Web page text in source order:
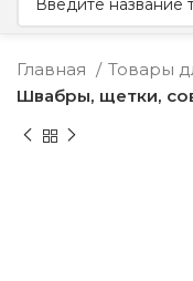
Главная
Товары
Швабры, щетки,